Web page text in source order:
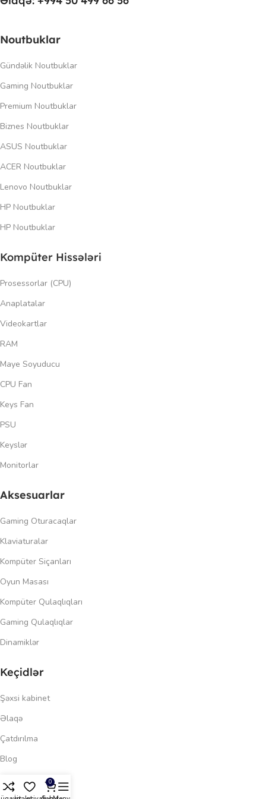
Noutbuklar
Gündəlik Noutbuklar
Gaming Noutbuklar
Premium Noutbuklar
Biznes Noutbuklar
ASUS Noutbuklar
ACER Noutbuklar
Lenovo Noutbuklar
HP Noutbuklar
HP Noutbuklar
Kompüter Hissələri
Prosessorlar (CPU)
Anaplatalar
Videokartlar
RAM
Maye Soyuducu
CPU Fan
Keys Fan
PSU
Keyslər
Monitorlar
Aksesuarlar
Gaming Oturacaqlar
Klaviaturalar
Kompüter Siçanları
Oyun Masası
Kompüter Qulaqlıqları
Gaming Qulaqlıqlar
Dinamiklər
Keçidlər
Şəxsi kabinet
Əlaqə
Çatdırılma
Blog
Məxfilik siyasəti
0
722.00
₼
601.00₼